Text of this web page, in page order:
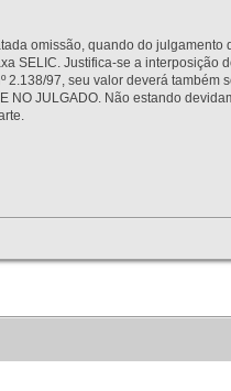
omissão, quando do
SELIC. Justifica-se a interposição
97, seu valor deverá também
NO JULGADO. Não estando